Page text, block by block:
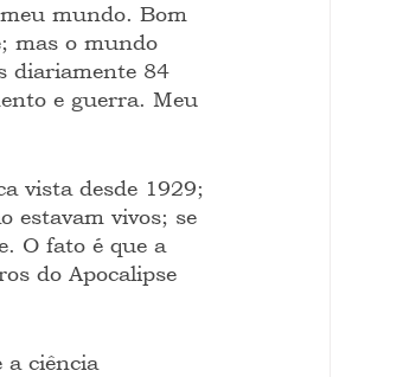
mundo. Bom
mas o mundo
diariamente 84
e guerra. Meu
vista desde 1929;
estavam vivos; se
O fato é que a
do Apocalipse
a ciência